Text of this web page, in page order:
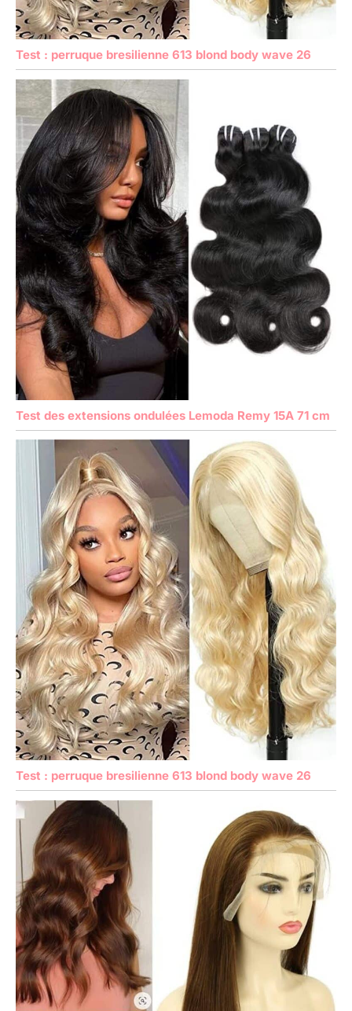
Test : perruque bresilienne 613 blond body wave 26
Test des extensions ondulées Lemoda Remy 15A 71 cm
Test : perruque bresilienne 613 blond body wave 26